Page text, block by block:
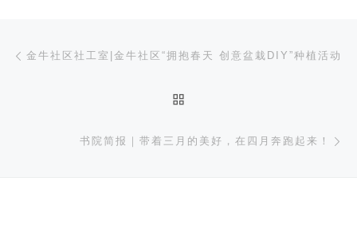
文章导航
金牛社区社工室|金牛社区“拥抱春天 创意盆栽DIY”种植活动
书院简报｜带着三月的美好，在四月奔跑起来！